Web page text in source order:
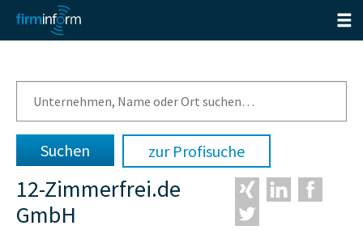
zur Profisuche
12-Zimmerfrei.de
GmbH